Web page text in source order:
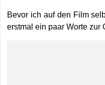
Bevor ich auf den Film
erstmal ein paar Worte zur